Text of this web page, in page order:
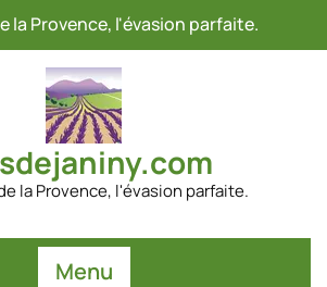
la Provence, l'évasion parfaite.
la Provence, l'évasion parfaite.
Menu